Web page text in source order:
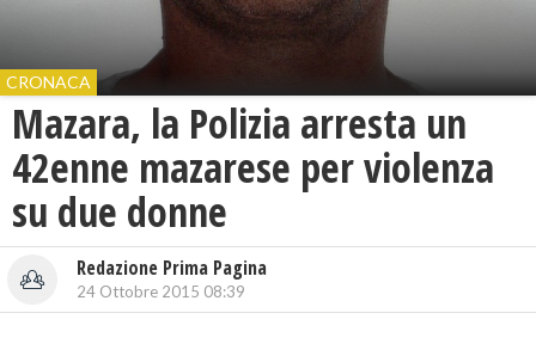
CRONACA
Mazara, la Polizia arresta un
42enne mazarese per violenza
su due donne
Redazione Prima Pagina
24 Ottobre 2015 08:39